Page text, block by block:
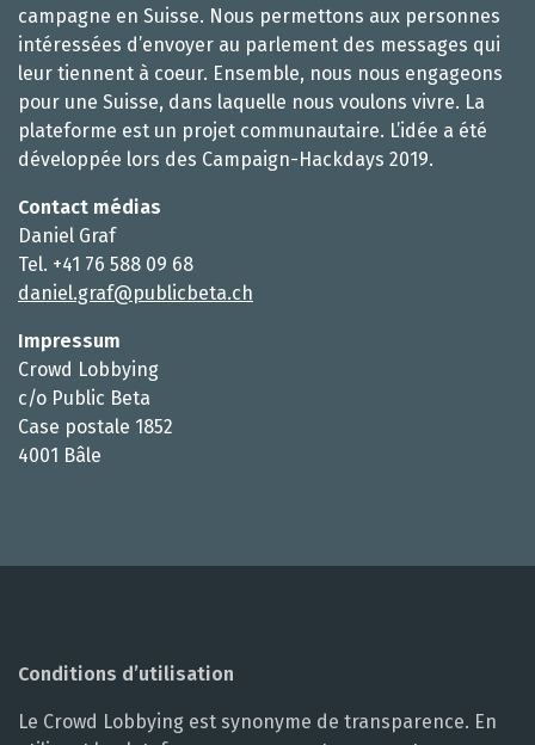
campagne en Suisse. Nous permettons aux personnes
intéressées d’envoyer au parlement des messages qui
leur tiennent à coeur. Ensemble, nous nous engageons
pour une Suisse, dans laquelle nous voulons vivre. La
plateforme est un projet communautaire. L’idée a été
développée lors des Campaign-Hackdays 2019.
Contact médias
Daniel Graf
Tel. +41 76 588 09 68
daniel.graf@publicbeta.ch
Impressum
Crowd Lobbying
c/o Public Beta
Case postale 1852
4001 Bâle
Conditions d’utilisation
Le Crowd Lobbying est synonyme de transparence. En